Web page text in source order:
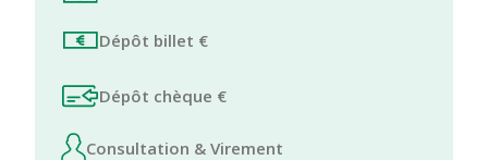
Dépôt billet €
Dépôt chèque €
Consultation & Virement